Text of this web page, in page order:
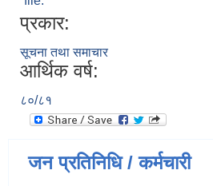
प्रकार:
सूचना तथा समाचार
आर्थिक वर्ष:
८०/८१
जन प्रतिनिधि / कर्मचारी